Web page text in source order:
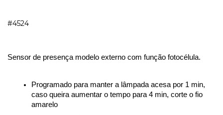
#4524
Sensor de presença modelo externo com função fotocélula.
Programado para manter a lâmpada acesa por 1 min,
caso queira aumentar o tempo para 4 min, corte o fio
amarelo